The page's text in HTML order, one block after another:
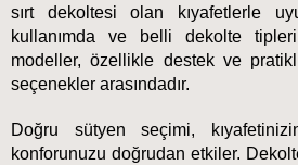
sırt dekoltesi olan kıyafetlerle
kullanımda ve belli dekolte
modeller, özellikle destek ve
seçenekler arasındadır.
Doğru sütyen seçimi,
konforunuzu doğrudan etkiler.